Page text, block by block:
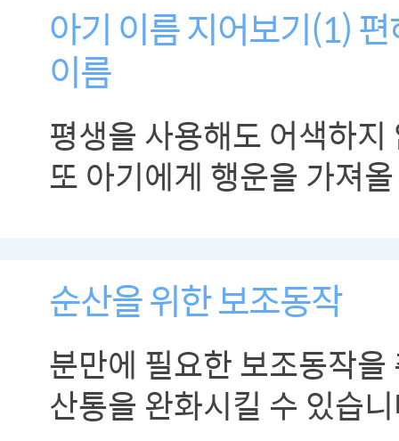
아기 이름 지어보기(1)
이름
평생을 사용해도 어색하
또 아기에게 행운을 가져
순산을 위한 보조동작
분만에 필요한 보조동작
산통을 완화시킬 수 있습